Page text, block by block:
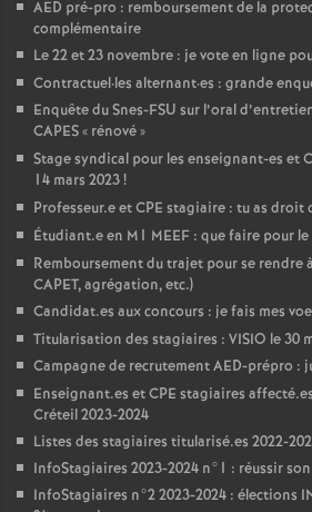
AED pré-pro : remboursement de la
complémentaire
Le 22 et 23 novembre : je vote en ligne
Contractuel·les alternant·es : grande
Enquête du Snes-FSU sur l’oral
CAPES« rénové»
Stage syndical pour les enseignant-es et
14 mars 2023!
Professeur.e etCPE stagiaire : tu as droit
Étudiant.e en M1 MEEF : que faire pour le
Remboursement du trajet pour se rendre
CAPET, agrégation, etc.)
Candidat.es aux concours : je fais mes
Titularisation des stagiaires : VISIO le 30
Campagne de recrutementAED-prépro :
Enseignant.es etCPE stagiaires
Créteil 2023-2024
Listes des stagiaires titularisé.es 2022-
InfoStagiaires 2023-2024 n°1 : réussir
InfoStagiaires n°2 2023-2024 : élections